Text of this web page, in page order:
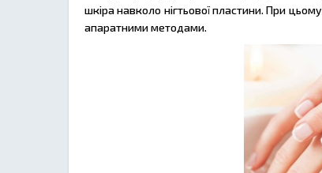
шкіра навколо нігтьової пластини. При
апаратними методами.